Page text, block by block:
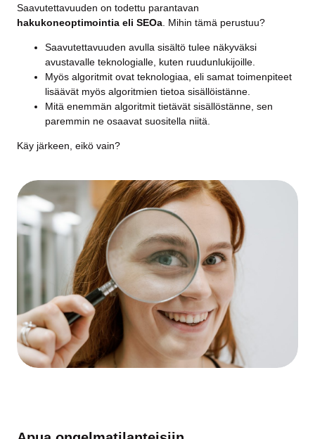
Saavutettavuuden on todettu parantavan
hakukoneoptimointia eli SEOa. Mihin tämä perustuu?
Saavutettavuuden avulla sisältö tulee näkyväksi
avustavalle teknologialle, kuten ruudunlukijoille.
Myös algoritmit ovat teknologiaa, eli samat toimenpiteet
lisäävät myös algoritmien tietoa sisällöistänne.
Mitä enemmän algoritmit tietävät sisällöstänne, sen
paremmin ne osaavat suositella niitä.
Käy järkeen, eikö vain?